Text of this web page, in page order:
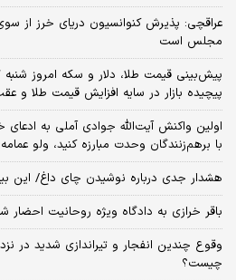
عراقچی: پذیرش کنوانسیون دریای خرز از
مجلس است
پیچیده بازار در سایه افزایش قیمت طلا و
اولین واکنش آیت‌الله جوادی آملی به ادعای
با برهم‌زنندگان وحدت مبارزه کنید، ولو
هشدار جدی درباره نوشیدن چای داغ/ این
باقر خرازی به دادگاه ویژه روحانیت احضار
وقوع چندین انفجار و تیراندازی شدید در
چیست؟